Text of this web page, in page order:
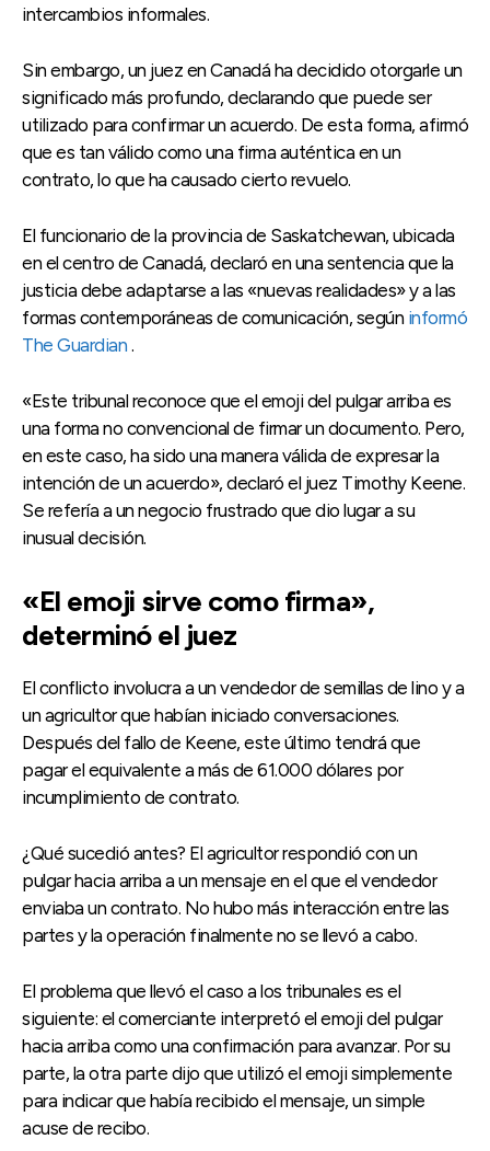
intercambios informales.
Sin embargo, un juez en Canadá ha decidido otorgarle un
significado más profundo, declarando que puede ser
utilizado para confirmar un acuerdo. De esta forma, afirmó
que es tan válido como una firma auténtica en un
contrato, lo que ha causado cierto revuelo.
El funcionario de la provincia de Saskatchewan, ubicada
en el centro de Canadá, declaró en una sentencia que la
justicia debe adaptarse a las «nuevas realidades» y a las
formas contemporáneas de comunicación, según informó
The Guardian .
«Este tribunal reconoce que el emoji del pulgar arriba es
una forma no convencional de firmar un documento. Pero,
en este caso, ha sido una manera válida de expresar la
intención de un acuerdo», declaró el juez Timothy Keene.
Se refería a un negocio frustrado que dio lugar a su
inusual decisión.
«El emoji sirve como firma»,
determinó el juez
El conflicto involucra a un vendedor de semillas de lino y a
un agricultor que habían iniciado conversaciones.
Después del fallo de Keene, este último tendrá que
pagar el equivalente a más de 61.000 dólares por
incumplimiento de contrato.
¿Qué sucedió antes? El agricultor respondió con un
pulgar hacia arriba a un mensaje en el que el vendedor
enviaba un contrato. No hubo más interacción entre las
partes y la operación finalmente no se llevó a cabo.
El problema que llevó el caso a los tribunales es el
siguiente: el comerciante interpretó el emoji del pulgar
hacia arriba como una confirmación para avanzar. Por su
parte, la otra parte dijo que utilizó el emoji simplemente
para indicar que había recibido el mensaje, un simple
acuse de recibo.